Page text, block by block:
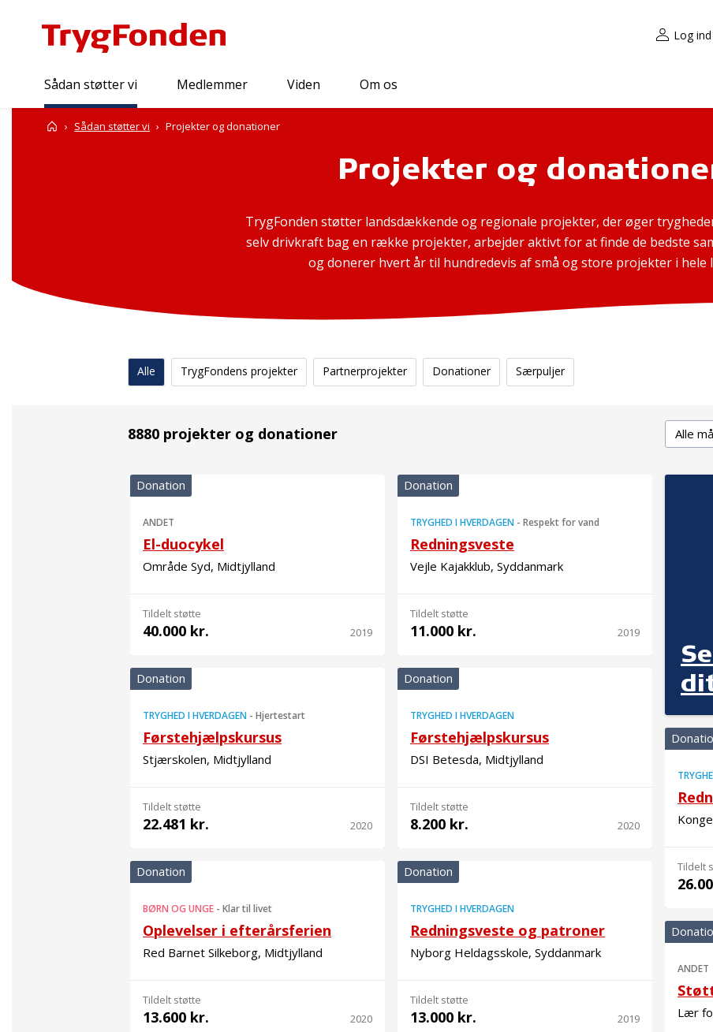
Log
Sådan støtter vi Medlemmer Viden Om os
Forside
Sådan støtter vi Projekter og donationer
Projekter og
TrygFonden støtter landsdækkende og regionale projekter, der øger
selv drivkraft bag en række projekter, arbejder aktivt for at finde de bedste
og donerer hvert år til hundredevis af små og store projekter i hele
Alle TrygFondens projekter Partnerprojekter Donationer Særpuljer
8880 projekter og donationer Delmål
Donation
ANDET
El-duocykel
Område Syd, Midtjylland
Tildelt støtte
40.000 kr. 2019
Donation
TRYGHED I HVERDAGEN - Respekt for vand
Redningsveste
Vejle Kajakklub, Syddanmark
Tildelt støtte
11.000 kr. 2019
Donation
TRYGHED I HVERDAGEN - Hjertestart
Førstehjælpskursus
Stjærskolen, Midtjylland
Tildelt støtte
22.481 kr. 2020
Donation
TRYGHED I HVERDAGEN
Førstehjælpskursus
DSI Betesda, Midtjylland
Tildelt støtte
8.200 kr. 2020
Tildelt
Donation
BØRN OG UNGE - Klar til livet
Oplevelser i efterårsferien
Red Barnet Silkeborg, Midtjylland
Tildelt støtte
13.600 kr. 2020
Donation
TRYGHED I HVERDAGEN
Redningsveste og patroner
Nyborg Heldagsskole, Syddanmark
Tildelt støtte
13.000 kr. 2019
ANDET
Lær